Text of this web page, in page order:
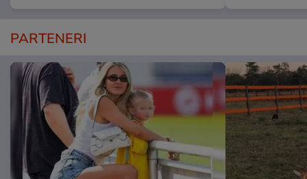
PARTENERI